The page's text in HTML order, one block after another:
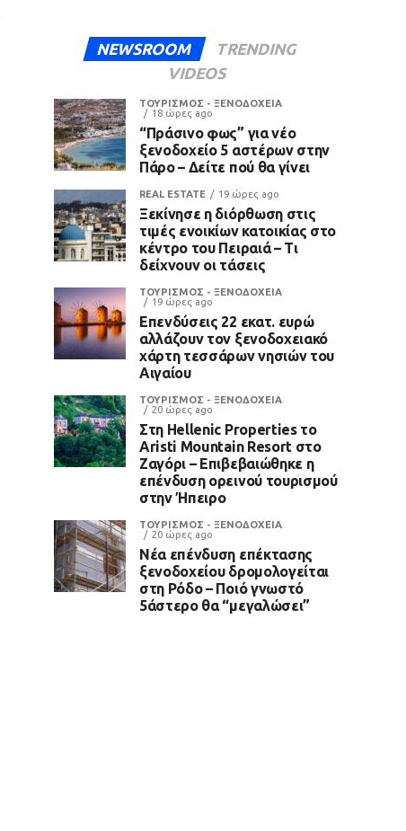
NEWSROOM
TRENDING
VIDEOS
ΤΟΥΡΙΣΜΟΣ - ΞΕΝΟΔΟΧΕΙΑ
18 ώρες ago
“Πράσινο φως” για νέο
ξενοδοχείο 5 αστέρων στην
Πάρο – Δείτε πού θα γίνει
REAL ESTATE 19 ώρες ago
Ξεκίνησε η διόρθωση στις
τιμές ενοικίων κατοικίας στο
κέντρο του Πειραιά – Τι
δείχνουν οι τάσεις
ΤΟΥΡΙΣΜΟΣ - ΞΕΝΟΔΟΧΕΙΑ
19 ώρες ago
Επενδύσεις 22 εκατ. ευρώ
αλλάζουν τον ξενοδοχειακό
χάρτη τεσσάρων νησιών του
Αιγαίου
ΤΟΥΡΙΣΜΟΣ - ΞΕΝΟΔΟΧΕΙΑ
20 ώρες ago
Στη Hellenic Properties το
Aristi Mountain Resort στο
Ζαγόρι – Επιβεβαιώθηκε η
επένδυση ορεινού τουρισμού
στην Ήπειρο
ΤΟΥΡΙΣΜΟΣ - ΞΕΝΟΔΟΧΕΙΑ
20 ώρες ago
Νέα επένδυση επέκτασης
ξενοδοχείου δρομολογείται
στη Ρόδο – Ποιό γνωστό
5άστερο θα “μεγαλώσει”